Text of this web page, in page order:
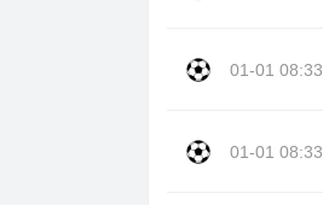
01-01 08:33
01-01 08:33